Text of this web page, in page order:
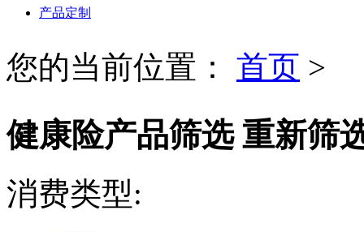
产品定制
您的当前位置： 首页 >
健康险产品筛选 重新筛
消费类型: